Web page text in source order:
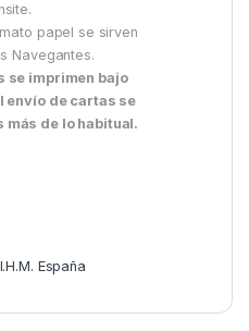
papel se sirven
Navegantes.
se imprimen bajo
envío de cartas se
de lo habitual.
España